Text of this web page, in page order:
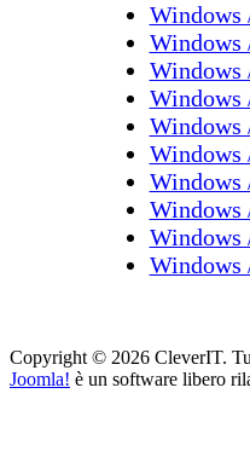
Windows
Windows
Windows
Windows
Windows
Windows
Windows
Windows
Windows
Windows
Copyright © 2026 CleverIT.
Joomla! è un software libero